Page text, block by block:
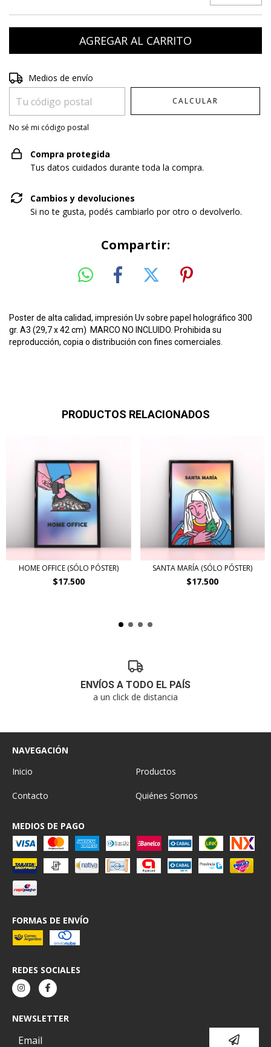
Entregas para el CP:
Medios de envío
CALCULAR
No sé mi código postal
Compra protegida
Tus datos cuidados durante toda la compra.
Cambios y devoluciones
Si no te gusta, podés cambiarlo por otro o devolverlo.
Compartir:
Poster de alta calidad, impresión Uv sobre papel holográfico 300
gr. A3 (29,7 x 42 cm) MARCO NO INCLUIDO. Prohibida su
reproducción, copia o distribución con fines comerciales.
PRODUCTOS RELACIONADOS
HOME OFFICE (SÓLO PÓSTER)
$17.500
SANTA MARÍA (SÓLO PÓSTER)
$17.500
ENVÍOS A TODO EL PAÍS
a un click de distancia
NAVEGACIÓN
Inicio
Productos
Contacto Quiénes Somos
MEDIOS DE PAGO
FORMAS DE ENVÍO
REDES SOCIALES
NEWSLETTER